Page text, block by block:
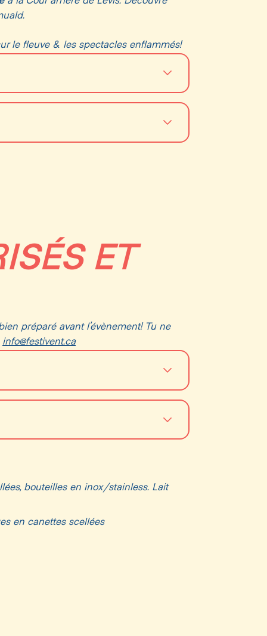
cette formule réuniel’entièreté de
le fleuve & les spectacles enflammés!
(QC), G6V 6P5
ET
préparé avant l’évènement! Tu ne
info@festivent.ca
numérique, GoPro)
*Liquide interdit, excepté lait pour
bouteilles en inox/stainless. Lait
en canettes scellées